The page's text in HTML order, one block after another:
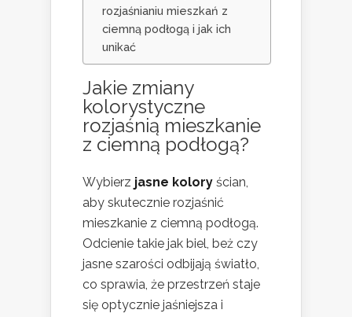
rozjaśnianiu mieszkań z
ciemną podłogą i jak ich
unikać
Jakie zmiany
kolorystyczne
rozjaśnią mieszkanie
z ciemną podłogą?
Wybierz jasne kolory ścian,
aby skutecznie rozjaśnić
mieszkanie z ciemną podłogą.
Odcienie takie jak biel, beż czy
jasne szarości odbijają światło,
co sprawia, że przestrzeń staje
się optycznie jaśniejsza i